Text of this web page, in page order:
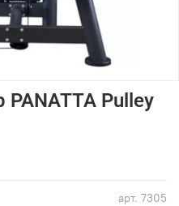
арт. 7305
Pulley